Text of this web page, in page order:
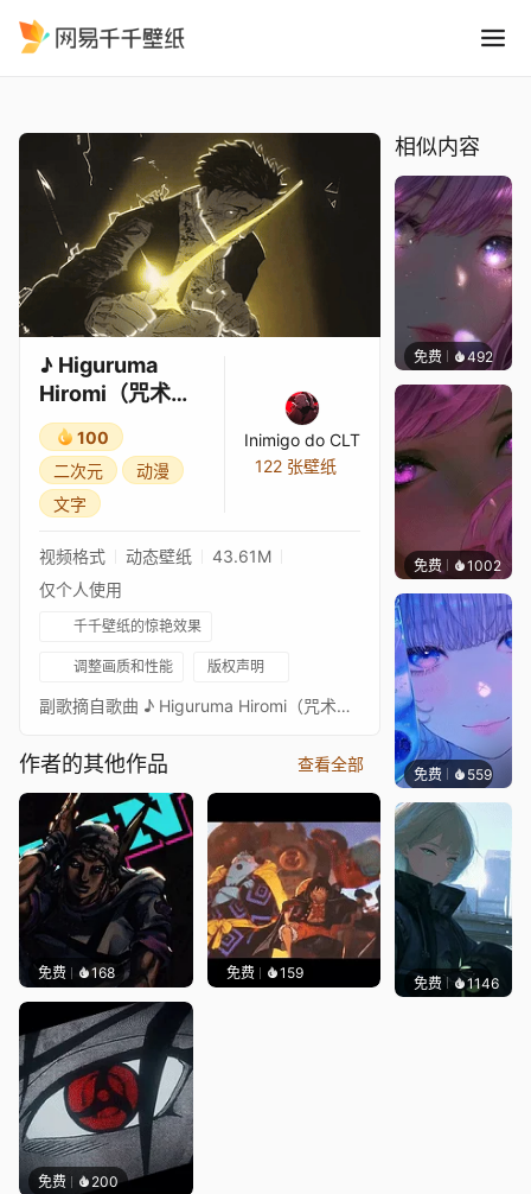
♪ Higuruma
Hiromi（咒术回
战）| Tribunal |
AniRap
100
二次元
动漫
文字
Inimigo do CLT
122 张壁纸
视频格式 动态壁纸
43.61M
仅个人使用
千千壁纸的惊艳效果
调整画质和性能 版权声明
副歌摘自歌曲 ♪ Higuruma Hiromi（咒术回战）| 歌手 Anirap 的法庭。以下是他的 YouTube 频道链接
作者的其他作品 查看全部
免费 168 免费 159
免费 200
相似内容
免费 492辰东
免费 1002辰东
免费 559辰东
免费 1146辰东